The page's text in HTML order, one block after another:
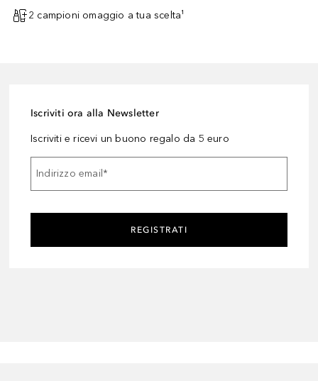
2 campioni omaggio a tua scelta¹
Iscriviti ora alla Newsletter
Iscriviti e ricevi un buono regalo da 5 euro
Indirizzo email*
REGISTRATI